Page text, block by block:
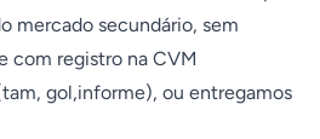
mercado secundário, sem
com registro na CVM
gol,informe), ou entregamos